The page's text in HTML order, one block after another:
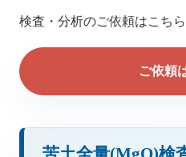
検査・分析のご依頼はこち
ご依頼